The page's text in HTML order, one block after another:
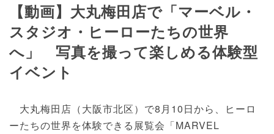
【動画】大丸梅田店で「マーベル・
スタジオ・ヒーローたちの世界
へ」 写真を撮って楽しめる体験型
イベント
大丸梅田店（大阪市北区）で8月10日から、ヒーロ
ーたちの世界を体験できる展覧会「MARVEL